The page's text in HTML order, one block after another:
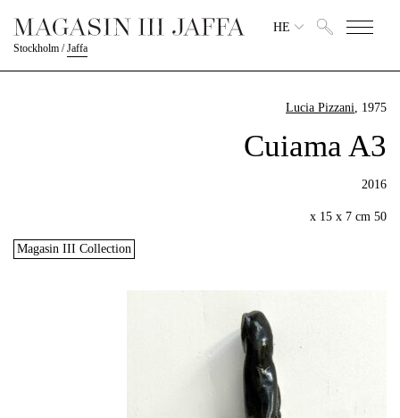
Stockholm /Jaffa
HE
Lucia Pizzani, 1975
Cuiama A3
2016
50 x 15 x 7 cm
Magasin III Collection